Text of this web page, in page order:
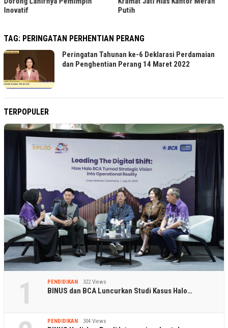
Inovatif
Putih
TAG: PERINGATAN PERHENTIAN PERANG
Peringatan Tahunan ke-6 Deklarasi Perdamaian
dan Penghentian Perang 14 Maret 2022
TERPOPULER
1 PENDIDIKAN 322 Views
BINUS dan BCA Luncurkan Studi Kasus Halo…
PENDIDIKAN 304 Views